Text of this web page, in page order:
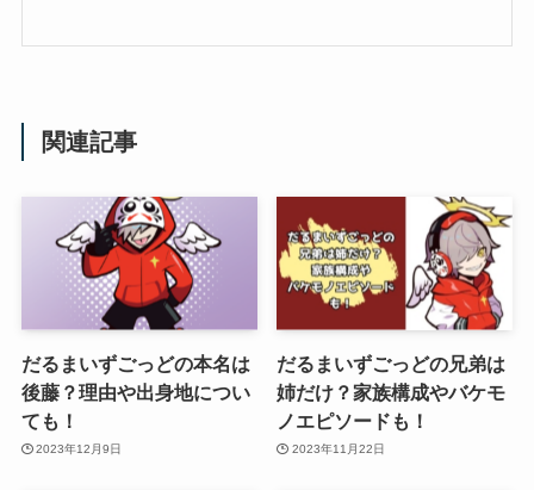
関連記事
だるまいずごっどの本名は
後藤？理由や出身地につい
ても！
2023年12月9日
だるまいずごっどの兄弟は
姉だけ？家族構成やバケモ
ノエピソードも！
2023年11月22日